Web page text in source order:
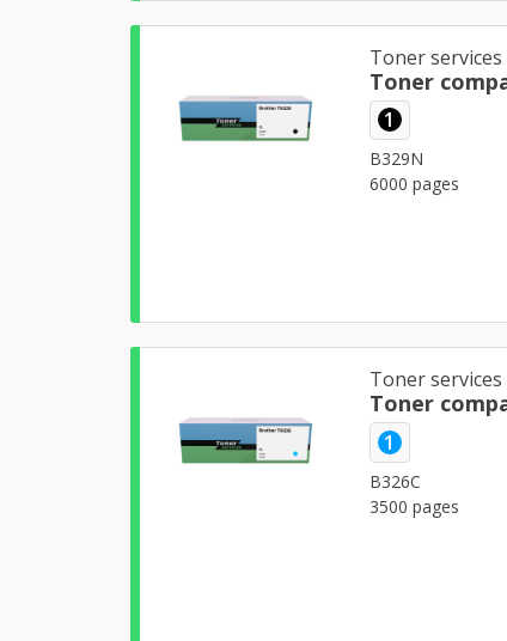
Toner services
Toner
1
B329N
6000 pages
Toner services
Toner
1
B326C
3500 pages